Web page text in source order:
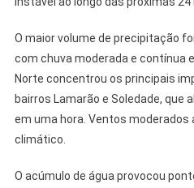
O maior volume de precipitação
com chuva moderada e contínua
Norte concentrou os principais
bairros Lamarão e Soledade, que
em uma hora. Ventos
climático.
O acúmulo de água provocou